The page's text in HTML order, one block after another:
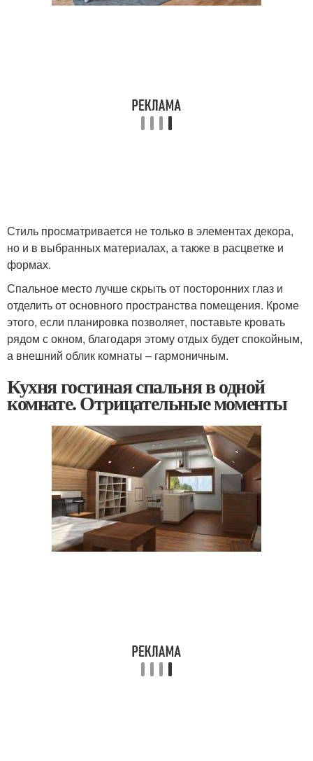
Стиль просматривается не только в элементах декора,
но и в выбранных материалах, а также в расцветке и
формах.
Спальное место лучше скрыть от посторонних глаз и
отделить от основного пространства помещения. Кроме
этого, если планировка позволяет, поставьте кровать
рядом с окном, благодаря этому отдых будет спокойным,
а внешний облик комнаты – гармоничным.
Кухня гостиная спальня в одной
комнате. Отрицательные моменты